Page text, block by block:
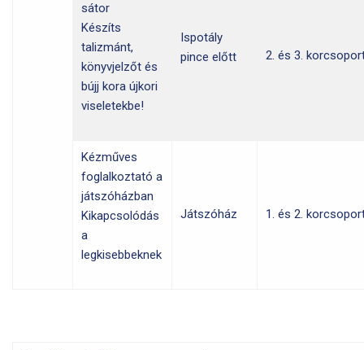
sátor
Készíts
talizmánt,
könyvjelzőt és
bújj kora újkori
viseletekbe!
Ispotály
pince előtt
2. és 3.
Kézműves
foglalkoztató a
játszóházban
Kikapcsolódás
a
legkisebbeknek
Játszóház 1. és 2.